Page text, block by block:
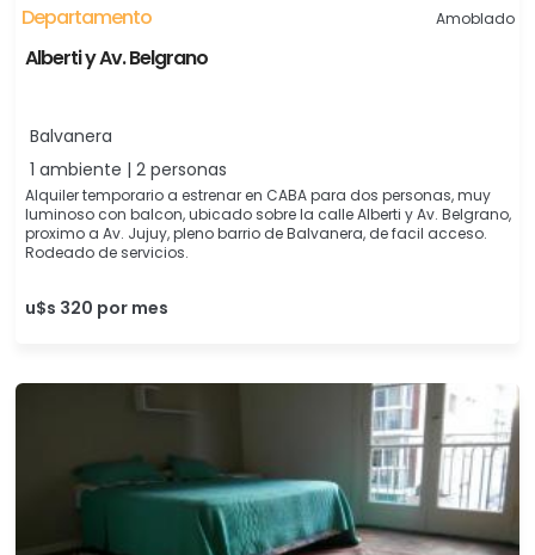
Departamento Amoblado
Alberti y Av. Belgrano
Balvanera
1 ambiente | 2 personas
Alquiler temporario a estrenar en CABA para dos personas, muy
luminoso con balcon, ubicado sobre la calle Alberti y Av. Belgrano,
proximo a Av. Jujuy, pleno barrio de Balvanera, de facil acceso.
Rodeado de servicios.
u$s 320 por mes